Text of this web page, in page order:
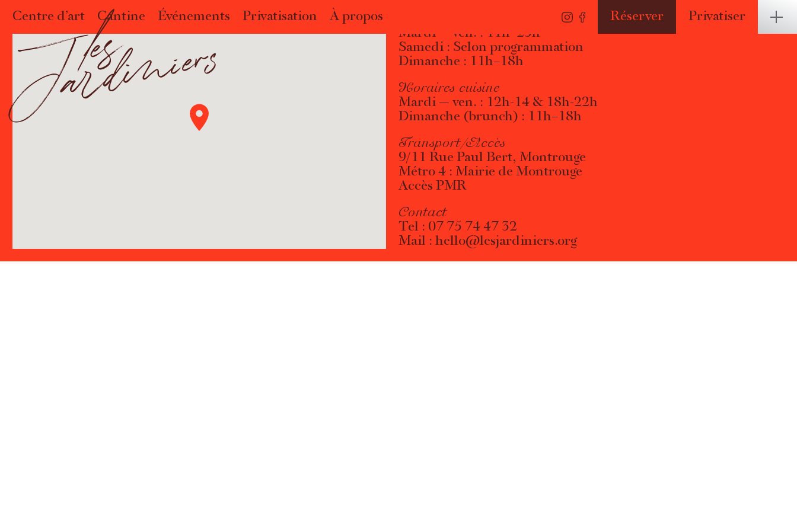
Centre d’art Cantine Événements Privatisation À propos Réserver Privatiser
Mardi — ven. : 11h–23h
Samedi : Selon programmation
Dimanche : 11h–18h
Horaires cuisine
Mardi — ven. : 12h-14 & 18h-22h
Dimanche (brunch) : 11h–18h
Transport/Accès
9/11 Rue Paul Bert, Montrouge
Métro 4 : Mairie de Montrouge
Accès PMR
Contact
Tel : 07 75 74 47 32
Mail : hello@lesjardiniers.org